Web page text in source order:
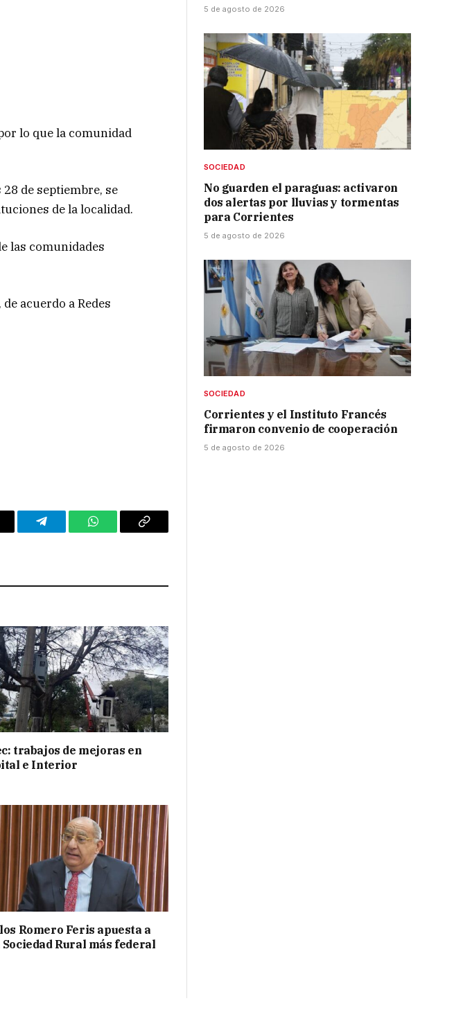
lo que la comunidad
de septiembre, se
de la localidad.
las comunidades
acuerdo a Redes
Telegram WhatsAppCopy
trabajos de mejoras en
e Interior
Romero Feris apuesta a
Sociedad Rural más federal
5 de agosto de 2026
SOCIEDAD
No guarden el paraguas: activaron
dos alertas por lluvias y tormentas
para Corrientes
5 de agosto de 2026
SOCIEDAD
Corrientes y el Instituto Francés
firmaron convenio de cooperación
5 de agosto de 2026